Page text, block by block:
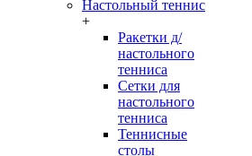
Настольный теннис
+
Ракетки д/
настольного
тенниса
Сетки для
настольного
тенниса
Теннисные
столы